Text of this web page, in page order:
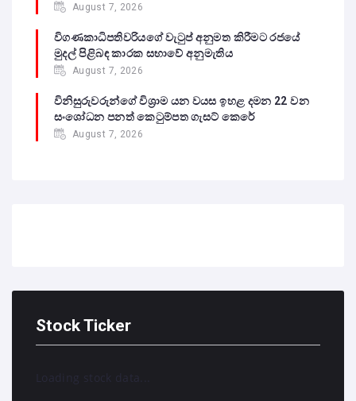
August 7, 2026
විගණකාධිපතිවරියගේ වැටුප් අනුමත කිරීමට රජයේ
මුදල් පිළිබඳ කාරක සභාවේ අනුමැතිය
August 7, 2026
විනිසුරුවරුන්ගේ විශ්‍රාම යන වයස ඉහළ දමන 22 වන
සංශෝධන පනත් කෙටුම්පත ගැසට් කෙරේ
August 7, 2026
Stock Ticker
Loading stock data...